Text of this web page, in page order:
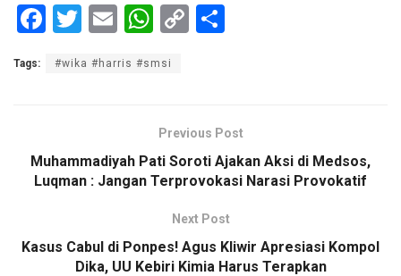
F
ce
o
k
T
tt
E
ail
W
at
A
p
p
C
n
k
Tags: #wika #harris #smsi
Previous Post
Muhammadiyah Pati Soroti Ajakan Aksi di Medsos,
Luqman : Jangan Terprovokasi Narasi Provokatif
Next Post
Kasus Cabul di Ponpes! Agus Kliwir Apresiasi Kompol
Dika, UU Kebiri Kimia Harus Terapkan